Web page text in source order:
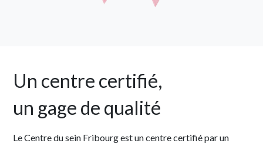
Un centre certifié,
un gage de qualité
Le Centre du sein Fribourg est un centre certifié par un